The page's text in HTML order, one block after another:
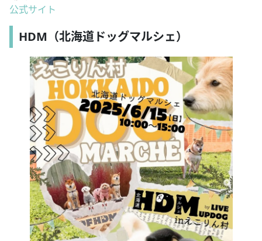
公式サイト
HDM（北海道ドッグマルシェ）